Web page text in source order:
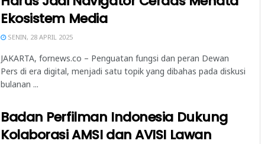
Ekosistem Media
SENIN, 28 APRIL 2025
JAKARTA, fornews.co – Penguatan fungsi dan peran Dewan
Pers di era digital, menjadi satu topik yang dibahas pada diskusi
bulanan ...
Badan Perfilman Indonesia Dukung
Kolaborasi AMSI dan AVISI Lawan